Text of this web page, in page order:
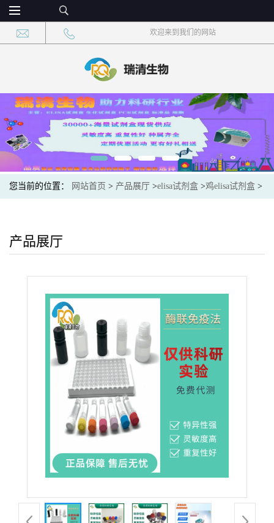
欢迎来到我们的网站
您当前的位置： 网站首页 > 产品展厅 >elisa试剂盒 >鸡elisa试剂盒 >
产品展厅